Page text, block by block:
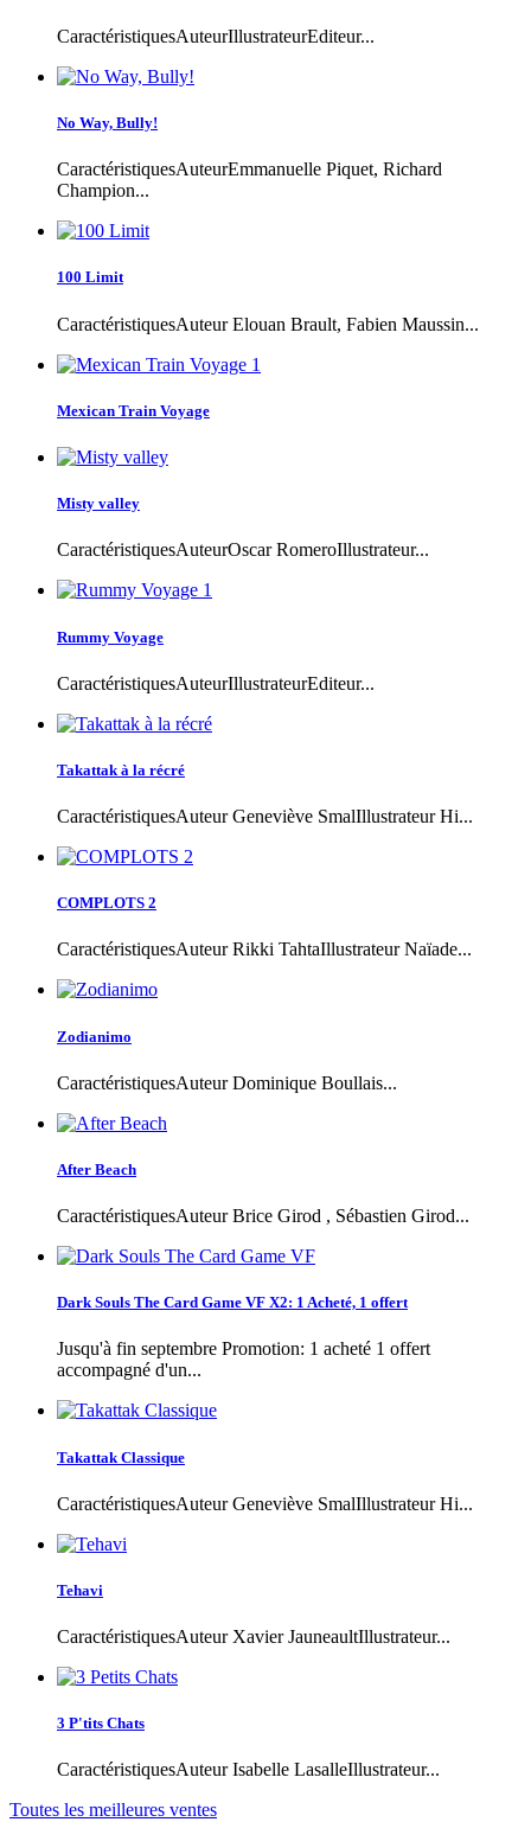
CaractéristiquesAuteurIllustrateurEditeur...
No Way, Bully!
CaractéristiquesAuteurEmmanuelle Piquet, Richard
Champion...
100 Limit
CaractéristiquesAuteur Elouan Brault, Fabien Maussin...
Mexican Train Voyage
Misty valley
CaractéristiquesAuteurOscar RomeroIllustrateur...
Rummy Voyage
CaractéristiquesAuteurIllustrateurEditeur...
Takattak à la récré
CaractéristiquesAuteur Geneviève SmalIllustrateur Hi...
COMPLOTS 2
CaractéristiquesAuteur Rikki TahtaIllustrateur Naïade...
Zodianimo
CaractéristiquesAuteur Dominique Boullais...
After Beach
CaractéristiquesAuteur Brice Girod , Sébastien Girod...
Dark Souls The Card Game VF X2: 1 Acheté, 1 offert
Jusqu'à fin septembre Promotion: 1 acheté 1 offert
accompagné d'un...
Takattak Classique
CaractéristiquesAuteur Geneviève SmalIllustrateur Hi...
Tehavi
CaractéristiquesAuteur Xavier JauneaultIllustrateur...
3 P'tits Chats
CaractéristiquesAuteur Isabelle LasalleIllustrateur...
Toutes les meilleures ventes